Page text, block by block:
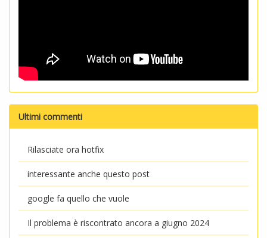
Ultimi commenti
Rilasciate ora hotfix
interessante anche questo post
google fa quello che vuole
Il problema è riscontrato ancora a giugno 2024